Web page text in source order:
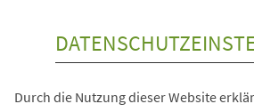
Durch die Nutzung dieser Website